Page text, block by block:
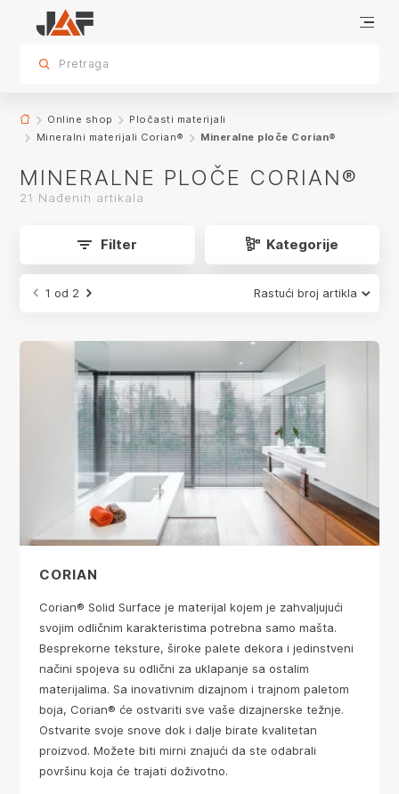
sr.skip-to.main-content
sr.skip-to.table-of-contents
sr.skip-to.main-navigation
Mineralne ploče Corian®
Corian® mineralni materijal - karakteristike i prednosti
kontaktirajte nas za sva pitanja
Pretraga
app.product-grid.form-reload
Online shop
Pločasti materijali
Mineralni materijali Corian®
Mineralne ploče Corian®
MINERALNE PLOČE CORIAN®
21 Nađenih artikala
Filter Kategorije
1 od 2 Rastući broj artikla
CORIAN
Corian® Solid Surface je materijal kojem je zahvaljujući
svojim odličnim karakteristima potrebna samo mašta.
Besprekorne teksture, široke palete dekora i jedinstveni
načini spojeva su odlični za uklapanje sa ostalim
materijalima. Sa inovativnim dizajnom i trajnom paletom
boja, Corian® će ostvariti sve vaše dizajnerske težnje.
Ostvarite svoje snove dok i dalje birate kvalitetan
proizvod. Možete biti mirni znajući da ste odabrali
površinu koja će trajati doživotno.